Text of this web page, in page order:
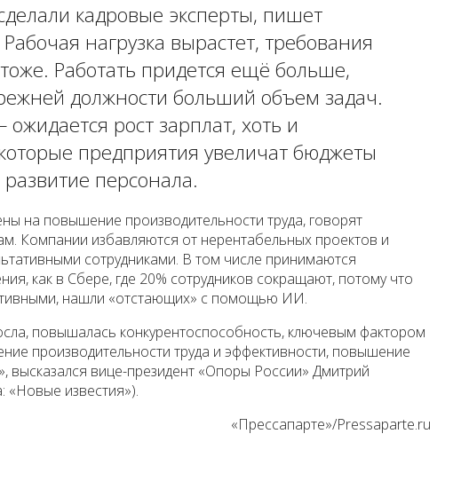
кадровые эксперты, пишет
нагрузка вырастет, требования
Работать придется ещё больше,
должности больший объем задач.
рост зарплат, хоть и
предприятия увеличат бюджеты
персонала.
на повышение производительности труда, говорят
Компании избавляются от нерентабельных проектов и
сотрудниками. В том числе принимаются
как в Сбере, где 20% сотрудников сокращают, потому что
нашли «отстающих» с помощью ИИ.
повышалась конкурентоспособность, ключевым фактором
производительности труда и эффективности, повышение
высказался вице-президент «Опоры России» Дмитрий
«Новые известия»).
«Прессапарте»/Pressaparte.ru